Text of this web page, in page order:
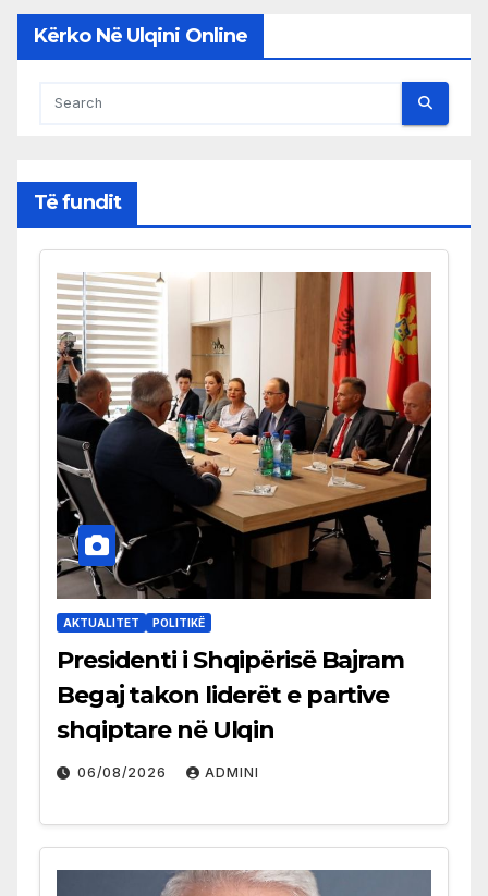
Kërko Në Ulqini Online
Të fundit
AKTUALITET POLITIKË
Presidenti i Shqipërisë Bajram
Begaj takon liderët e partive
shqiptare në Ulqin
06/08/2026 ADMINI